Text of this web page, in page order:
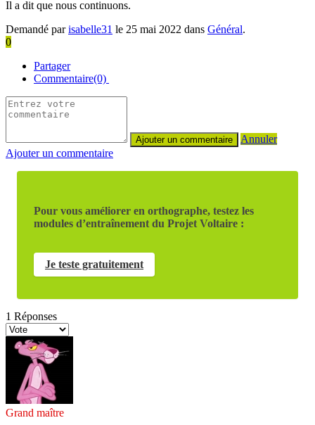
Il a dit que nous continuons.
Demandé parisabelle31 le 25 mai 2022 dans Général.
0
Partager
Commentaire(0)
Annuler
Ajouter un commentaire
Pour vous améliorer en orthographe, testez les
modules d’entraînement du Projet Voltaire :
Je teste gratuitement
1 Réponses
Grand maître